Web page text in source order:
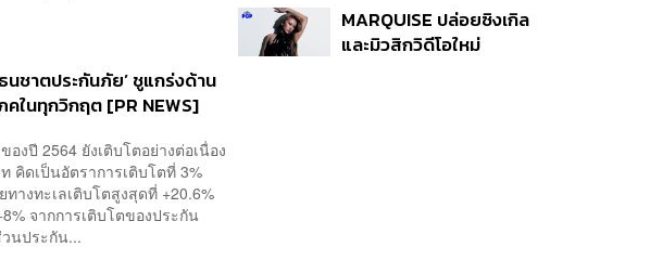
ชาตประกันภัย’ ชูแกร่งด้าน
คในทุกวิกฤต [PR NEWS]
งปี 2564 ยังเติบโตอย่างต่อเนื่อง
คิดเป็นอัตราการเติบโตที่ 3%
างทะเลเติบโตสูงสุดที่ +20.6%
จากการเติบโตของประกัน
นประกัน...
MARQUISE ปล่อยซิงเกิล
และมิวสิกวิดีโอใหม่